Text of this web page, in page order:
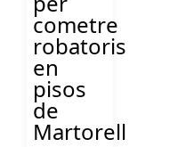
cometre
robatoris
en
pisos
de
Martorell